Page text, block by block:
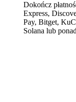
Dokończ
Express,
Pay, Bitget,
Solana lub